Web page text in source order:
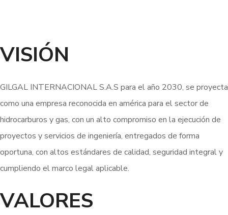
VISIÓN
GILGAL INTERNACIONAL S.A.S para el año 2030, se proyecta
como una empresa reconocida en américa para el sector de
hidrocarburos y gas, con un alto compromiso en la ejecución de
proyectos y servicios de ingeniería, entregados de forma
oportuna, con altos estándares de calidad, seguridad integral y
cumpliendo el marco legal aplicable.
VALORES